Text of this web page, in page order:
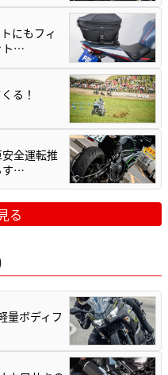
にもフィ
ト…
る！
全運転推
す…
る
量ボディフ